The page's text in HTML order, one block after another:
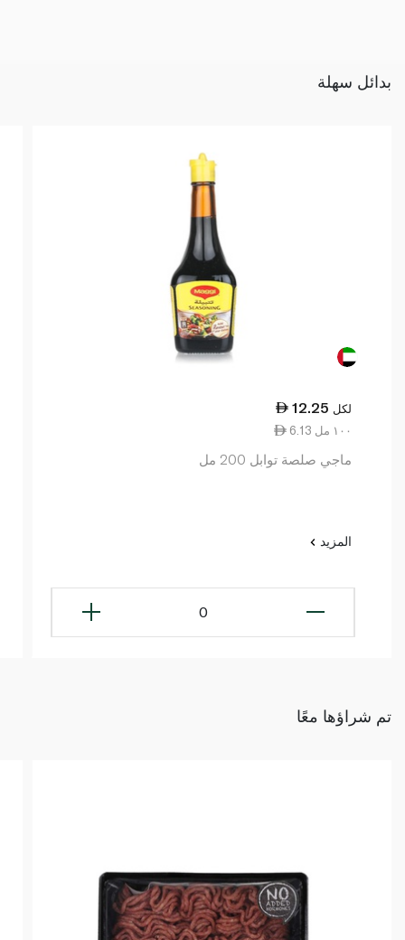
بدائل سهلة
12.25 لكل
6.13 ١٠٠ مل
ماجي صلصة توابل 200 مل
المزيد
0
تم شراؤها معًا